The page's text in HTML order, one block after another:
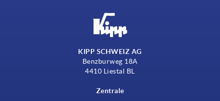
KIPP SCHWEIZ AG
Benzburweg 18A
4410 Liestal BL
Zentrale